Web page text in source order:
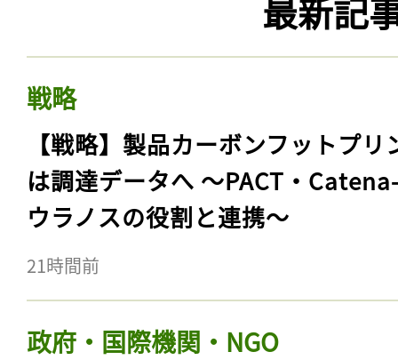
最新記
戦略
【戦略】製品カーボンフットプリ
は調達データへ 〜PACT・
ウラノスの役割と連携〜
21時間前
政府・国際機関・NGO